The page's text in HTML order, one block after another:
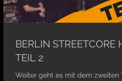
BERLIN STREETCORE
TEIL 2
Weiter geht es mit dem zweiten